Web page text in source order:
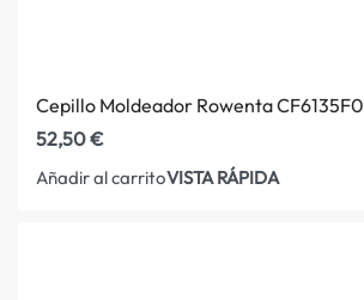
Cepillo Moldeador Rowenta CF6135F0
52,50€
Añadir al carritoVISTA RÁPIDA